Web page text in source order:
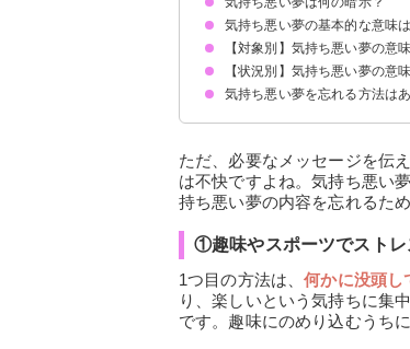
気持ち悪い夢の基本的な意味
①ストレスの暗示
②心身の不調の暗示
状況によって意味が決まる
【対象別】気持ち悪い夢の意
気持ち悪い集合体の夢【警告夢】
気持ち悪い虫の夢【凶夢】
気持ち悪い魚の夢【凶夢】
気持ち悪い異性の夢【警告夢】
気持ち悪い恋人の夢【警告夢】
気持ち悪い蜘蛛の夢【凶夢】
性的な気持ち悪い夢【警告夢】
気持ち悪いカエルの夢【凶夢】
気持ち悪い骸骨の夢【凶夢】
気持ち悪い上司の夢【警告夢】
気持ち悪い友達の夢【警告夢】
気持ち悪い自分の顔の夢【警告
【状況別】気持ち悪い夢の意
気持ち悪くて吐き気がする夢【警
気持ち悪くて鳥肌が立つ夢【警
グロくて気持ち悪い夢【凶夢】
風邪をひいて気持ち悪い夢【警
忘れたいくらい気持ち悪い夢【警
気持ち悪い夢を忘れる方法は
ただ、必要なメッセージを伝
は不快ですよね。気持ち悪い
持ち悪い夢の内容を忘れるた
①趣味やスポーツでストレ
1つ目の方法は、何かに没頭し
り、楽しいという気持ちに集
です。趣味にのめり込むうち